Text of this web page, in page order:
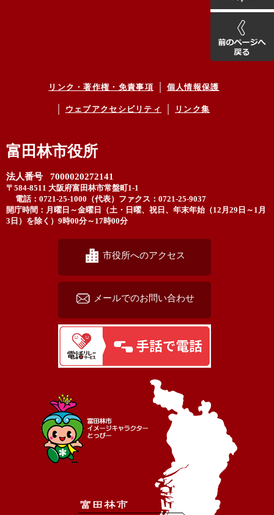
リンク・著作権・免責事項 個人情報保護
ウェブアクセシビリティ リンク集
富田林市役所
法人番号 7000020272141
〒584-8511 大阪府富田林市常盤町1-1
電話：0721-25-1000（代表） ファクス：0721-25-9037
開庁時間：月曜日～金曜日（土・日曜、祝日、年末年始（12月29日～1月
3日）を除く）9時00分～17時00分
市役所へのアクセス
メールでのお問い合わせ